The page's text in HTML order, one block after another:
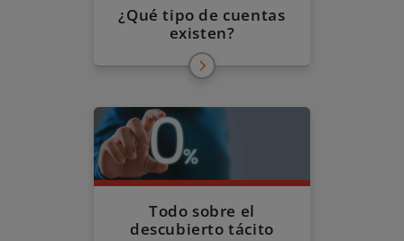
¿Qué tipo de cuentas
existen?
Todo sobre el
descubierto tácito